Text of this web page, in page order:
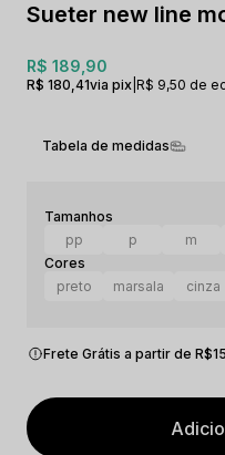
Sueter new line
R$ 180,41via pix R$ 9,50 de
R$ 189,90
Tabela de medidas
pp p m
preto marsala cinza
Frete Grátis a partir de